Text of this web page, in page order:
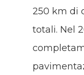
250 km di
totali. Nel